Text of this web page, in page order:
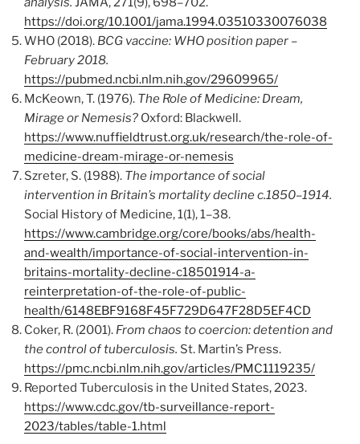
https://doi.org/10.1001/jama.1994.03510330076038
WHO (2018). BCG vaccine: WHO position paper –
February 2018.
https://pubmed.ncbi.nlm.nih.gov/29609965/
McKeown, T. (1976). The Role of Medicine: Dream,
Mirage or Nemesis? Oxford: Blackwell.
https://www.nuffieldtrust.org.uk/research/the-role-of-
medicine-dream-mirage-or-nemesis
Szreter, S. (1988). The importance of social
intervention in Britain’s mortality decline c.1850–1914.
Social History of Medicine, 1(1), 1–38.
https://www.cambridge.org/core/books/abs/health-
and-wealth/importance-of-social-intervention-in-
britains-mortality-decline-c18501914-a-
reinterpretation-of-the-role-of-public-
health/6148EBF9168F45F729D647F28D5EF4CD
Coker, R. (2001). From chaos to coercion: detention and
the control of tuberculosis. St. Martin’s Press.
https://pmc.ncbi.nlm.nih.gov/articles/PMC1119235/
Reported Tuberculosis in the United States, 2023.
https://www.cdc.gov/tb-surveillance-report-
2023/tables/table-1.html